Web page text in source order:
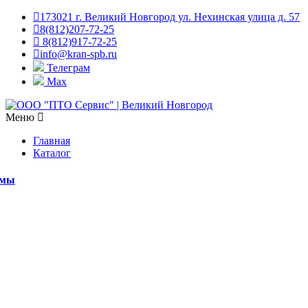
173021 г. Великий Новгород ул. Нехинская улица д. 57
8(812)207-72-25
8(812)917-72-25
info@kran-spb.ru
Телеграм
Max
Меню
Главная
Каталог